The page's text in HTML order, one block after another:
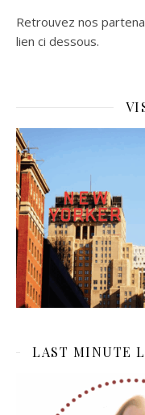
Retrouvez nos
lien ci dessous.
LAST MINUTE